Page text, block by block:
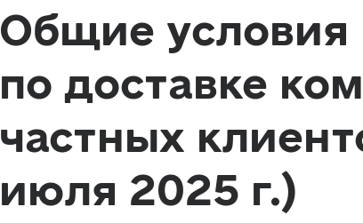
Общие условия
по доставке
частных
июля 2025 г.)